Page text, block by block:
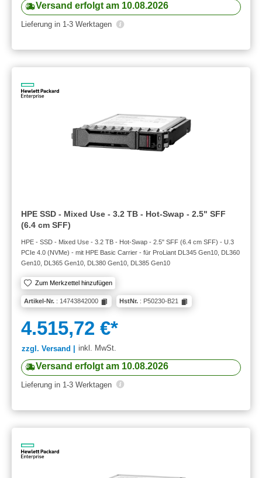
Versand erfolgt am 10.08.2026
Lieferung in 1-3 Werktagen
HPE SSD - Mixed Use - 3.2 TB - Hot-Swap - 2.5" SFF
(6.4 cm SFF)
HPE - SSD - Mixed Use - 3.2 TB - Hot-Swap - 2.5" SFF (6.4 cm SFF) - U.3
PCIe 4.0 (NVMe) - mit HPE Basic Carrier - für ProLiant DL345 Gen10, DL360
Gen10, DL365 Gen10, DL380 Gen10, DL385 Gen10
Zum Merkzettel hinzufügen
Artikel-Nr. : 14743842000 HstNr. : P50230-B21
4.515,72 €*
zzgl. Versand | inkl. MwSt.
Versand erfolgt am 10.08.2026
Lieferung in 1-3 Werktagen